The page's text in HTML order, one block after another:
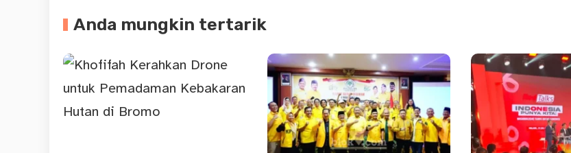
Anda mungkin tertarik